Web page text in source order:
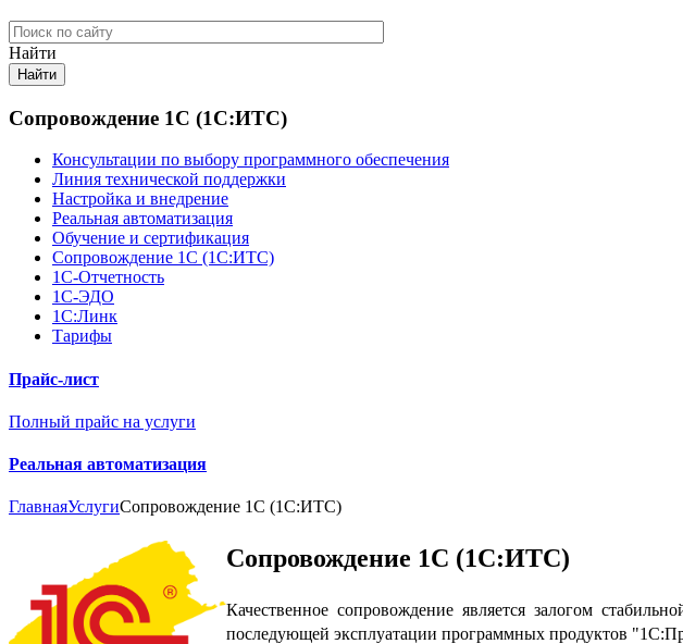
Найти
Сопровождение 1С (1С:ИТС)
Консультации по выбору программного обеспечения
Линия технической поддержки
Настройка и внедрение
Реальная автоматизация
Обучение и сертификация
Сопровождение 1С (1С:ИТС)
1С-Отчетность
1С-ЭДО
1С:Линк
Тарифы
Прайс-лист
Полный прайс на услуги
Реальная автоматизация
ГлавнаяУслугиСопровождение 1С (1С:ИТС)
Сопровождение 1С (1С:ИТС)
Качественное сопровождение является залогом
последующей эксплуатации программных продуктов